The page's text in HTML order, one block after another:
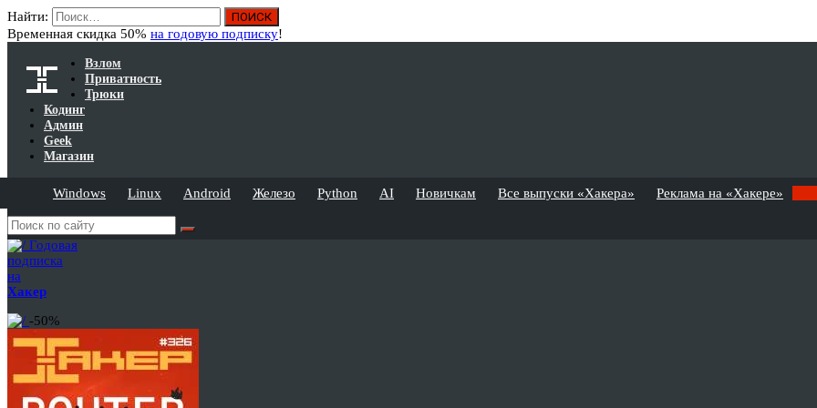
Найти:
Временная скидка 50% на годовую подписку!
Взлом
Приватность
Трюки
Кодинг
Админ
Geek
Магазин
Windows Linux Android Железо Python AI Новичкам Все выпуски «Хакера» Реклама на «Хакере»
Годовая
подписка
на
Хакер
-50%